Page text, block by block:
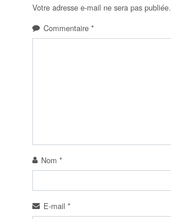
Votre adresse e-mail ne sera pas publiée.
Commentaire *
Nom *
E-mail *